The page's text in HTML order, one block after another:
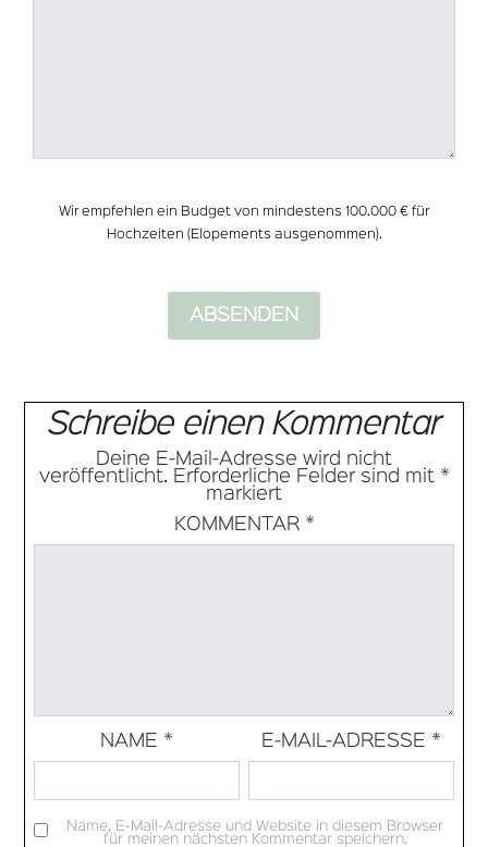
Wir empfehlen ein Budget von mindestens 100.000 € für
Hochzeiten (Elopements ausgenommen).
Schreibe einen Kommentar
Deine E-Mail-Adresse wird nicht
veröffentlicht. Erforderliche Felder sind mit *
markiert
KOMMENTAR *
NAME * E-MAIL-ADRESSE *
Name, E-Mail-Adresse und Website in diesem Browser
für meinen nächsten Kommentar speichern.